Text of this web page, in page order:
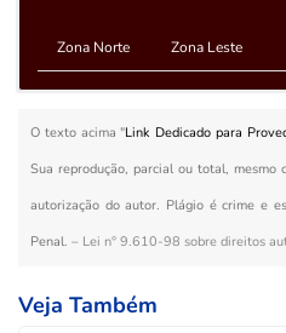
Zona Norte Zona Leste
O texto acima "Link Dedicado para
Sua reprodução, parcial ou total, mesmo
autorização do autor. Plágio é crime e
Penal. – Lei n° 9.610-98 sobre direitos
Veja Também